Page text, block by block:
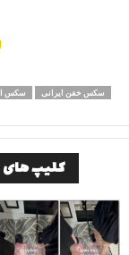
سکس
سکس خفن ایرانی
کلیپ های